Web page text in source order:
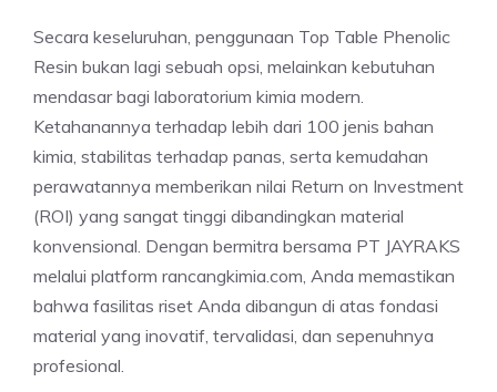
Secara keseluruhan, penggunaan Top Table Phenolic
Resin bukan lagi sebuah opsi, melainkan kebutuhan
mendasar bagi laboratorium kimia modern.
Ketahanannya terhadap lebih dari 100 jenis bahan
kimia, stabilitas terhadap panas, serta kemudahan
perawatannya memberikan nilai Return on Investment
(ROI) yang sangat tinggi dibandingkan material
konvensional. Dengan bermitra bersama PT JAYRAKS
melalui platform rancangkimia.com, Anda memastikan
bahwa fasilitas riset Anda dibangun di atas fondasi
material yang inovatif, tervalidasi, dan sepenuhnya
profesional.